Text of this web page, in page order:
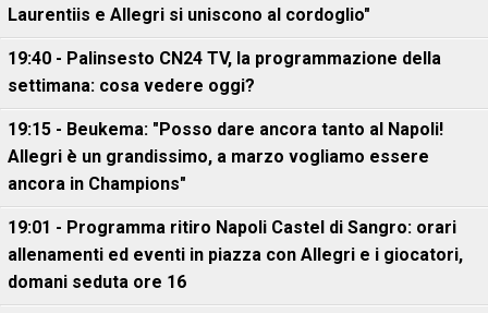
Laurentiis e Allegri si uniscono al cordoglio"
19:40 - Palinsesto CN24 TV, la programmazione della
settimana: cosa vedere oggi?
19:15 - Beukema: "Posso dare ancora tanto al Napoli!
Allegri è un grandissimo, a marzo vogliamo essere
ancora in Champions"
19:01 - Programma ritiro Napoli Castel di Sangro: orari
allenamenti ed eventi in piazza con Allegri e i giocatori,
domani seduta ore 16